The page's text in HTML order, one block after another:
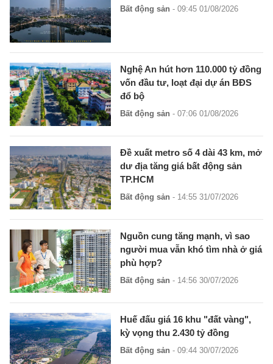
Bất động sản - 09:45 01/08/2026
Nghệ An hút hơn 110.000 tỷ đồng
vốn đầu tư, loạt đại dự án BĐS
đổ bộ
Bất động sản - 07:06 01/08/2026
Đề xuất metro số 4 dài 43 km, mở
dư địa tăng giá bất động sản
TP.HCM
Bất động sản - 14:55 31/07/2026
Nguồn cung tăng mạnh, vì sao
người mua vẫn khó tìm nhà ở giá
phù hợp?
Bất động sản - 14:56 30/07/2026
Huế đấu giá 16 khu "đất vàng",
kỳ vọng thu 2.430 tỷ đồng
Bất động sản - 09:44 30/07/2026